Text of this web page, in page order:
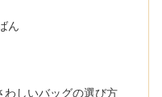
ん
わしいバッグの選び方